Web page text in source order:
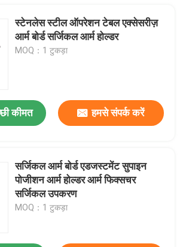
स्टेनलेस स्टील ऑपरेशन टेबल एक्सेसरीज़
आर्म बोर्ड सर्जिकल आर्म होल्डर
MOQ：1 टुकड़ा
कीमत हमसे संपर्क करें
सर्जिकल आर्म बोर्ड एडजस्टमेंट सुपाइन
पोजीशन आर्म होल्डर आर्म फिक्सचर
सर्जिकल उपकरण
MOQ：1 टुकड़ा